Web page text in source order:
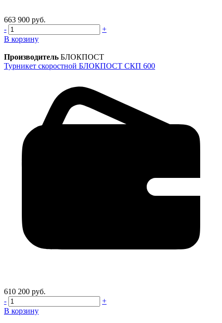
663 900 руб.
-
+
В корзину
Производитель БЛОКПОСТ
Турникет скоростной БЛОКПОСТ СКП 600
610 200 руб.
-
+
В корзину